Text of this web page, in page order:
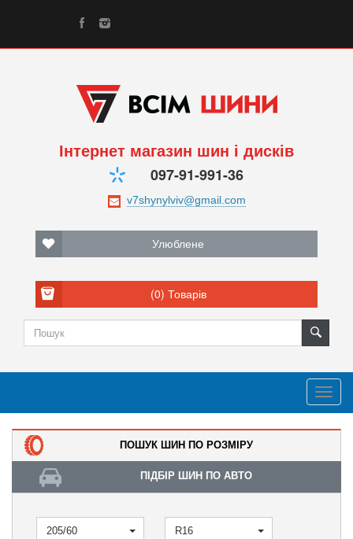
Інтернет магазин шин і дисків
097-91-991-36
Улюблене
(0) Товарів
ПОШУК ШИН ПО РОЗМІРУ
ПІДБІР ШИН ПО АВТО
205/60 R16